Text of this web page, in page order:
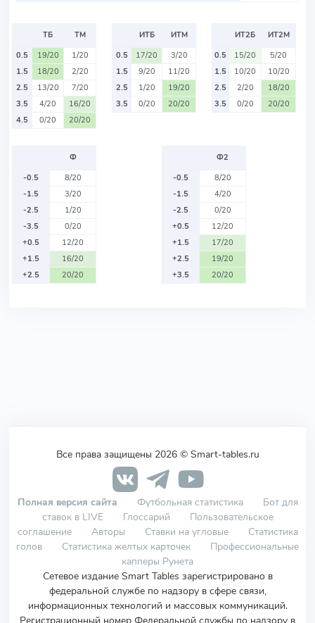
ТБ
ТМ
0.5
19/20
1/20
1.5
18/20
2/20
2.5
13/20
7/20
3.5
4/20
16/20
4.5
0/20 20/20
ИТБ
ИТМ
0.5
17/20
3/20
1.5
9/20
11/20
2.5
1/20
19/20
3.5
0/20 20/20
ИТ2Б
ИТ2М
0.5
15/20
5/20
1.5
10/20
10/20
2.5
2/20
18/20
3.5
0/20 20/20
Ф
-0.5
8/20
-1.5
3/20
-2.5
1/20
-3.5
0/20
+0.5
12/20
+1.5
16/20
+2.5
20/20
Ф2
-0.5
8/20
-1.5
4/20
-2.5
0/20
+0.5
12/20
+1.5
17/20
+2.5
19/20
+3.5
20/20
Все права защищены 2026 © Smart-tables.ru
Полная версия сайта Футбольная статистика
Бот для
ставок в LIVE
Глоссарий
Пользовательское
соглашение
Авторы Ставки на угловые
Статистика
голов
Статистика желтых карточек
Профессиональные
капперы Рунета
Сетевое издание Smart Tables зарегистрировано в
федеральной службе по надзору в сфере связи,
информационных технологий и массовых коммуникаций.